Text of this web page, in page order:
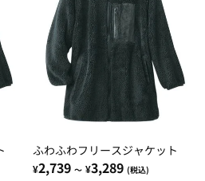
ふわふわフリースジャケット
¥2,739 ～ ¥3,289 (税込)